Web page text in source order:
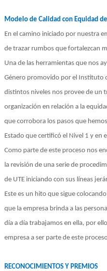
Modelo de Calidad con Equidad
En el camino iniciado por nuestra
de trazar rumbos que fortalezcan
Una de las herramientas que nos
Género promovido por el Instituto
distintos niveles nos provee de un
organización en relación a la
que corrobora los pasos que
Estado que certificó el Nivel 1 y en
Como parte de este proceso nos
la revisión de una serie de
de UTE iniciando con sus líneas
Este es un hito que sigue
que la empresa brinda a las
día a día trabajamos en ella, por
empresa a ser parte de este
RECONOCIMIENTOS Y PREMIOS